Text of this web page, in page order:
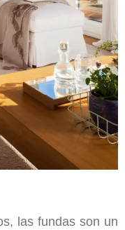
las fundas son un